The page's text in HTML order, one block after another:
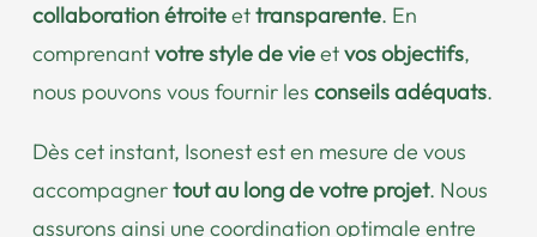
collaboration étroiteettransparente. En
comprenantvotre style de vieetvos objectifs,
nous pouvons vous fournir les conseils adéquats.
Dès cet instant, Isonest est en mesure de vous
accompagnertout au long de votre projet. Nous
assurons ainsi une coordination optimale entre